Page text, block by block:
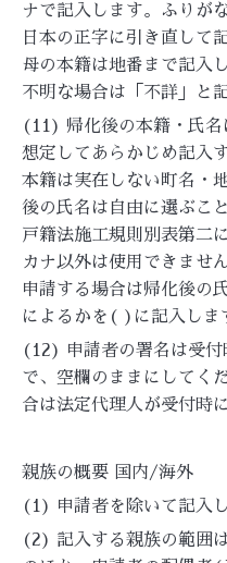
ナで記入します。ふりが
日本の正字に引き直して
母の本籍は地番まで記入
不明な場合は「不詳」と
(11) 帰化後の本籍・氏名
想定してあらかじめ記入
本籍は実在しない町名・
後の氏名は自由に選ぶこ
戸籍法施工規則別表第二
カナ以外は使用できませ
申請する場合は帰化後の
によるかを( )に記入しま
(12) 申請者の署名は受付
で、空欄のままにしてく
合は法定代理人が受付時
親族の概要 国内/海外
(1) 申請者を除いて記入
(2) 記入する親族の範囲